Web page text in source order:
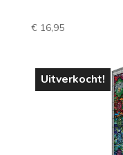
€16,95
Uitverkocht!